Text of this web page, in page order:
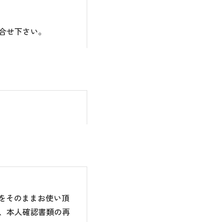
下さい。
そのままお使い頂
本人確認書類の再